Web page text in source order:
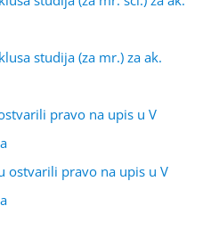
studija (za mr.) za ak.
pravo na upis u V
ostvarili pravo na upis u V